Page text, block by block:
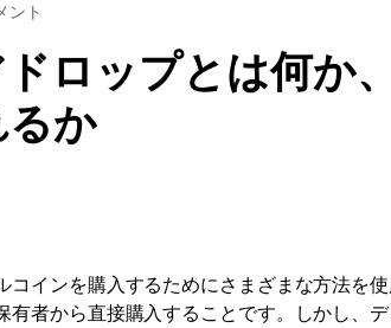
ント
ロップとは何か
るか
コインを購入するためにさまざまな方法を
有者から直接購入することです。しかし、